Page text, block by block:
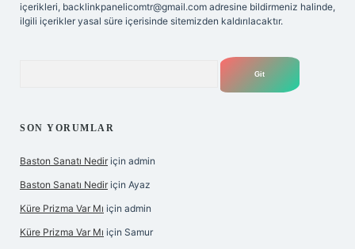
içerikleri, backlinkpanelicomtr@gmail.com adresine bildirmeniz halinde,
ilgili içerikler yasal süre içerisinde sitemizden kaldırılacaktır.
SON YORUMLAR
Baston Sanatı Nedir için admin
Baston Sanatı Nedir için Ayaz
Küre Prizma Var Mı için admin
Küre Prizma Var Mı için Samur